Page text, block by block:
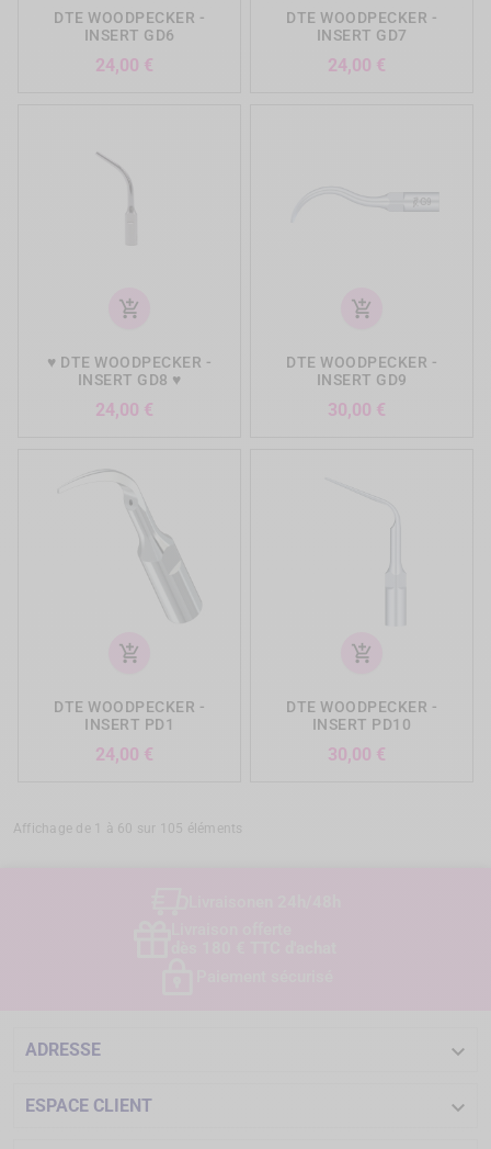
DTE WOODPECKER -
INSERT GD6
24,00 €
DTE WOODPECKER -
INSERT GD7
24,00 €
add_shopping_cart
♥ DTE WOODPECKER -
INSERT GD8 ♥
24,00 €
add_shopping_cart
DTE WOODPECKER -
INSERT GD9
30,00 €
add_shopping_cart
DTE WOODPECKER -
INSERT PD1
24,00 €
add_shopping_cart
DTE WOODPECKER -
INSERT PD10
30,00 €
Affichage de 1 à 60 sur 105 éléments
ADRESSE 
ESPACE CLIENT 